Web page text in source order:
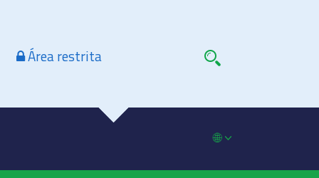
Área restrita
🌐